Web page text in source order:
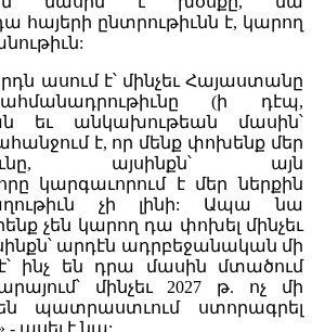
ընտրութիւնն է, կարող
ասում է՝ մինչեւ Հայաստանը
(ի դէպ,
եւ անկախութեան մասին՝
է, որ մենք փոխենք մեր
այսինքն՝ այն
կարգաւորում է մեր ներքին
չի լինի: Ապա նա
չեն կարող դա փոխել մինչեւ
արդէն ադրբեջանական մի
ինչ են դրա մասին մտածում
մինչեւ 2027 թ. ոչ մի
պատրաստւում ստորագրել
ասել է նա: